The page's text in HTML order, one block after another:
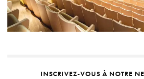
INSCRIVEZ-VOUS À NOTRE